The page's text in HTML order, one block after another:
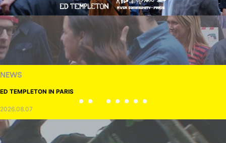
NEWS
ED TEMPLETON IN PARIS
2026.08.07